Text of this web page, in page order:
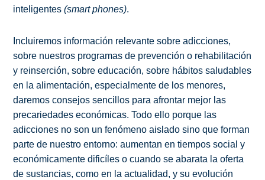
inteligentes(smart phones).
Incluiremos información relevante sobre adicciones,
sobre nuestros programas de prevención o rehabilitación
y reinserción, sobre educación, sobre hábitos saludables
en la alimentación, especialmente de los menores,
daremos consejos sencillos para afrontar mejor las
precariedades económicas. Todo ello porque las
adicciones no son un fenómeno aislado sino que forman
parte de nuestro entorno: aumentan en tiempos social y
económicamente dificíles o cuando se abarata la oferta
de sustancias, como en la actualidad, y su evolución